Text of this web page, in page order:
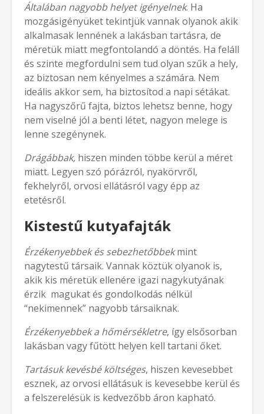
Általában nagyobb helyet igényelnek. Ha
mozgásigényüket tekintjük vannak olyanok akik
alkalmasak lennének a lakásban tartásra, de
méretük miatt megfontolandó a döntés. Ha feláll
és szinte megfordulni sem tud olyan szűk a hely,
az biztosan nem kényelmes a számára. Nem
ideális akkor sem, ha biztosítod a napi sétákat.
Ha nagyszőrű fajta, biztos lehetsz benne, hogy
nem viselné jól a benti létet, nagyon melege is
lenne szegénynek.
Drágábbak, hiszen minden többe kerül a méret
miatt. Legyen szó pórázról, nyakörvről,
fekhelyről, orvosi ellátásról vagy épp az
etetésről.
Kistestű kutyafajták
Érzékenyebbek és sebezhetőbbekmint
nagytestű társaik. Vannak köztük olyanok is,
akik kis méretük ellenére igazi nagykutyának
érzik magukat és gondolkodás nélkül
“nekimennek” nagyobb társaiknak.
Érzékenyebbek a hőmérsékletre, így elsősorban
lakásban vagy fűtött helyen kell tartani őket.
Tartásuk kevésbé költséges, hiszen kevesebbet
esznek, az orvosi ellátásuk is kevesebbe kerül és
a felszerelésük is kedvezőbb áron kapható.